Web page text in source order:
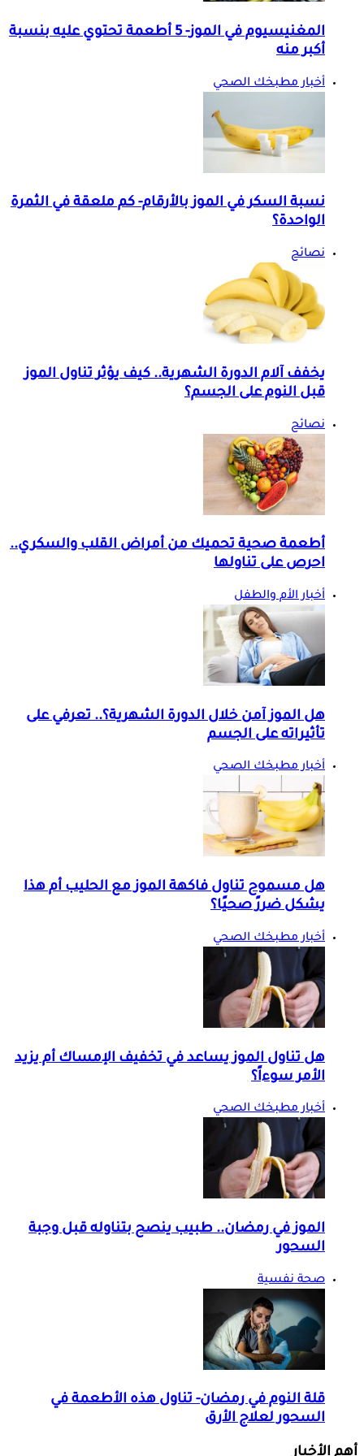
المغنيسيوم في الموز- 5 أطعمة تحتوي عليه بنسبة
أكبر منه
أخبار مطبخك الصحي
نسبة السكر في الموز بالأرقام- كم ملعقة في الثمرة
الواحدة؟
نصائح
يخفف آلام الدورة الشهرية.. كيف يؤثر تناول الموز
قبل النوم على الجسم؟
نصائح
أطعمة صحية تحميك من أمراض القلب والسكري..
احرص على تناولها
أخبار الأم والطفل
هل الموز آمن خلال الدورة الشهرية؟.. تعرفي على
تأثيراته على الجسم
أخبار مطبخك الصحي
هل مسموح تناول فاكهة الموز مع الحليب أم هذا
يشكل ضررً صحيًا؟
أخبار مطبخك الصحي
هل تناول الموز يساعد في تخفيف الإمساك أم يزيد
الأمر سوءاً؟
أخبار مطبخك الصحي
الموز في رمضان.. طبيب ينصح بتناوله قبل وجبة
السحور
صحة نفسية
قلة النوم في رمضان- تناول هذه الأطعمة في
السحور لعلاج الأرق